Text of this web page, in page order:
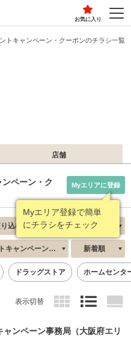
お気に入り
トキャンペーン・クーポンのチラシ一覧
店舗
ペーン・ク
Myエリア登録で簡単
にチラシをチェック
Myエリアに登録
込む
ンペーン・クーポン 新着順
ドラッグストア ホームセンタ
表示切替
ンペーン事務局（大阪府エリ